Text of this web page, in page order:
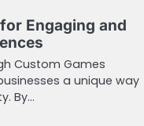
Engaging and
Custom Games
a unique way
By…